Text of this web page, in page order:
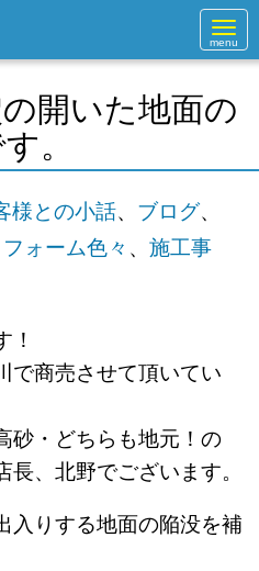
N
a
v
g
a
o
開いた地面の
。
様との小話、 ブログ、
フォーム色々 、 施工事
！
で商売させて頂いてい
砂・どちらも地元！の
、北野でございます。
入りする地面の陥没を補